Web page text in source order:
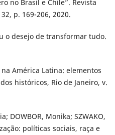
no Brasil e Chile”. Revista
p. 169-206, 2020.
o desejo de transformar tudo.
América Latina: elementos
históricos, Rio de Janeiro, v.
DOWBOR, Monika; SZWAKO,
políticas sociais, raça e